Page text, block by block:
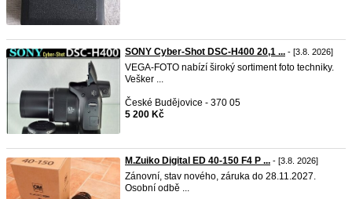
SONY Cyber-Shot DSC-H400 20,1 ... - [3.8. 2026]
VEGA-FOTO nabízí široký sortiment foto techniky.
Vešker ...
České Budějovice - 370 05
5 200 Kč
M.Zuiko Digital ED 40-150 F4 P ... - [3.8. 2026]
Zánovní, stav nového, záruka do 28.11.2027.
Osobní odbě ...